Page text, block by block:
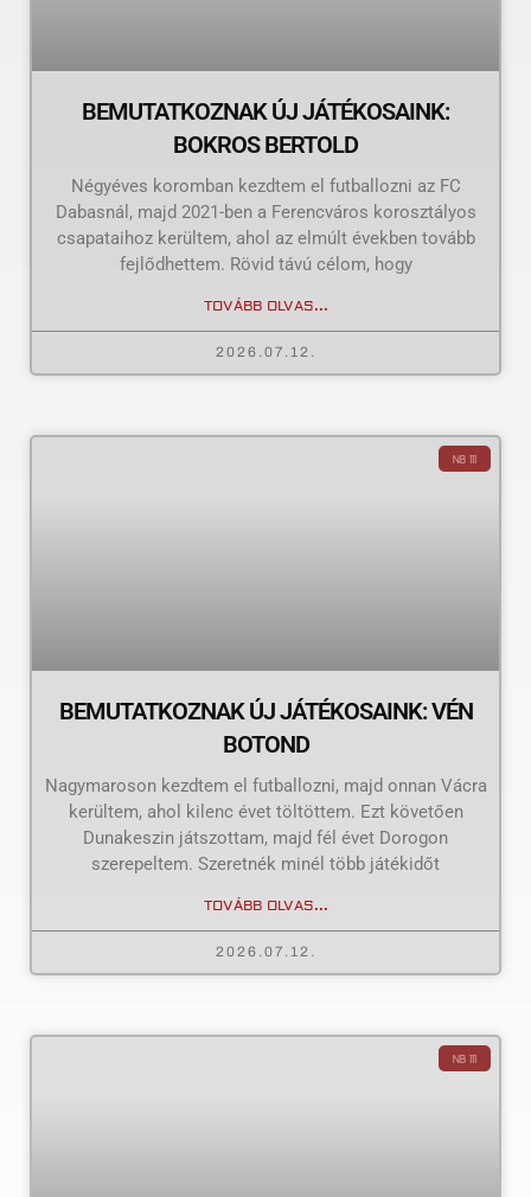
BEMUTATKOZNAK ÚJ JÁTÉKOSAINK:
BOKROS BERTOLD
Négyéves koromban kezdtem el futballozni az FC
Dabasnál, majd 2021-ben a Ferencváros korosztályos
csapataihoz kerültem, ahol az elmúlt években tovább
fejlődhettem. Rövid távú célom, hogy
TOVÁBB OLVAS...
2026.07.12.
NB III
BEMUTATKOZNAK ÚJ JÁTÉKOSAINK: VÉN
BOTOND
Nagymaroson kezdtem el futballozni, majd onnan Vácra
kerültem, ahol kilenc évet töltöttem. Ezt követően
Dunakeszin játszottam, majd fél évet Dorogon
szerepeltem. Szeretnék minél több játékidőt
TOVÁBB OLVAS...
2026.07.12.
NB III